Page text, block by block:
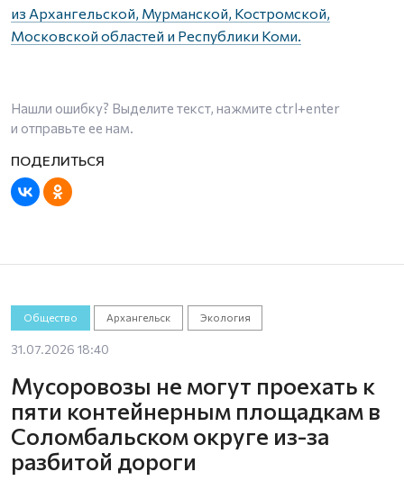
из Архангельской, Мурманской, Костромской,
Московской областей и Республики Коми.
Нашли ошибку? Выделите текст, нажмите ctrl+enter
и отправьте ее нам.
Общество Архангельск Экология
31.07.2026 18:40
Мусоровозы не могут проехать к
пяти контейнерным площадкам в
Соломбальском округе из-за
разбитой дороги